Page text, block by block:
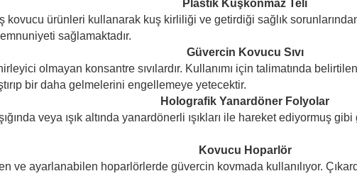
Plastik Kuşkonmaz Teli
ürünleri kullanarak kuş kirliliği ve getirdiği sağlık sorunlarından
sağlamaktadır.
Güvercin Kovucu Sıvı
olmayan konsantre sıvılardır. Kullanımı için talimatında belirtilen
bir daha gelmelerini engellemeye yetecektir.
Holografik Yanardöner Folyolar
veya ışık altında yanardönerli ışıkları ile hareket ediyormuş
Kovucu Hoparlör
ve ayarlanabilen hoparlörlerde güvercin kovmada kullanılıyor.